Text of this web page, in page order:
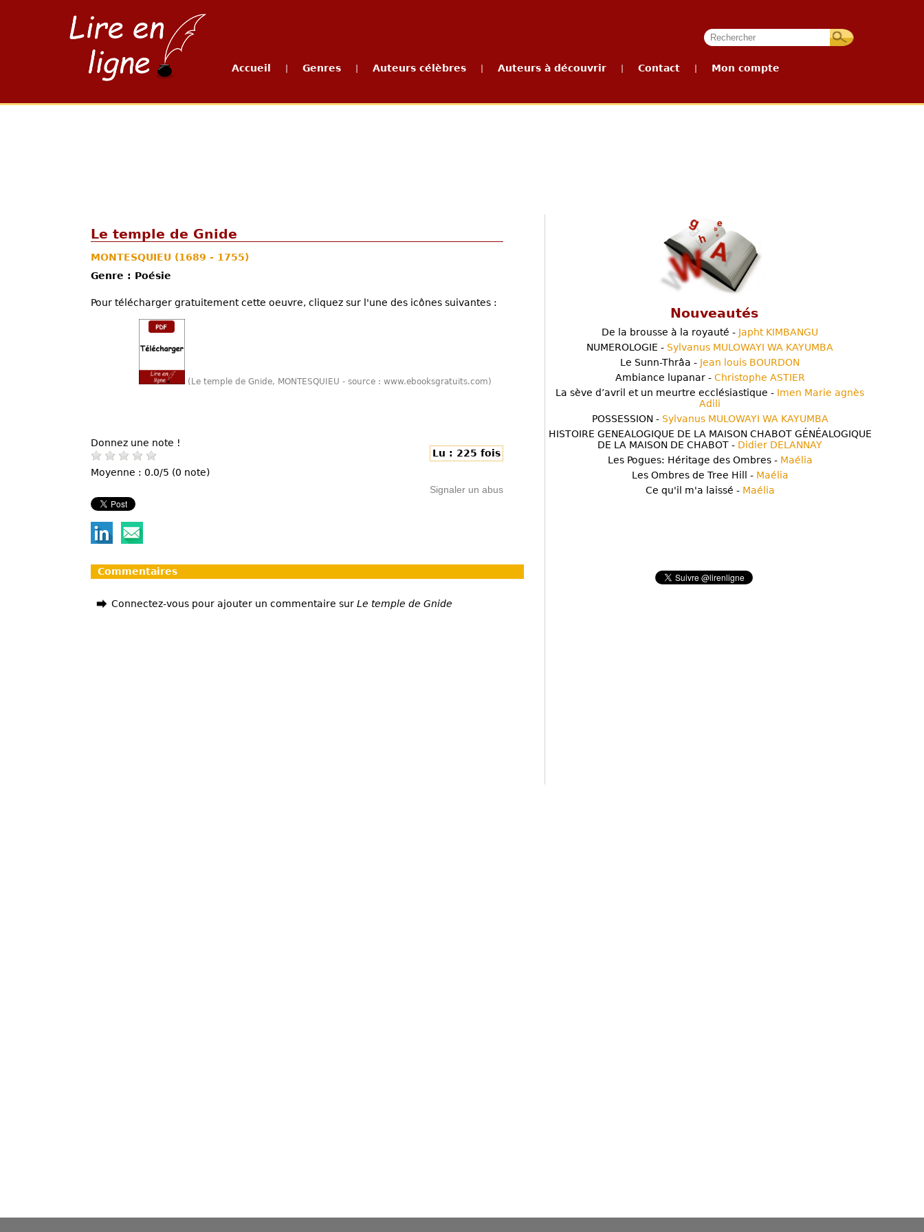
Accueil Genres Auteurs célèbres Auteurs à découvrir Contact Mon compte
Le temple de Gnide
MONTESQUIEU (1689 - 1755)
Genre : Poésie
Pour télécharger gratuitement cette oeuvre, cliquez sur l'une des icônes suivantes :
(Le temple de Gnide, MONTESQUIEU - source : www.ebooksgratuits.com)
Donnez une note !
Moyenne : 0.0/5 (0 note)
Lu : 225 fois
Signaler un abus
Commentaires
Connectez-vous pour ajouter un commentaire sur Le temple de Gnide
Nouveautés
De la brousse à la royauté - Japht KIMBANGU
NUMEROLOGIE - Sylvanus MULOWAYI WA KAYUMBA
Le Sunn-Thrâa - Jean louis BOURDON
Ambiance lupanar - Christophe ASTIER
La sève d’avril et un meurtre ecclésiastique - Imen Marie agnès
Adili
POSSESSION - Sylvanus MULOWAYI WA KAYUMBA
HISTOIRE GENEALOGIQUE DE LA MAISON CHABOT GÉNÉALOGIQUE
DE LA MAISON DE CHABOT - Didier DELANNAY
Les Pogues: Héritage des Ombres - Maélia
Les Ombres de Tree Hill - Maélia
Ce qu'il m'a laissé - Maélia